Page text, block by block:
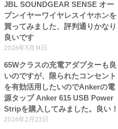
JBL SOUNDGEAR SENSE オー
プンイヤーワイヤレスイヤホンを
買ってみました、評判通りかなり
良いです
2026年3月14日
65Wクラスの充電アダプターも良
いのですが、限られたコンセント
を有効活用したいのでAnkerの電
源タップ Anker 615 USB Power
Stripを購入してみました。良い！
2026年2月23日